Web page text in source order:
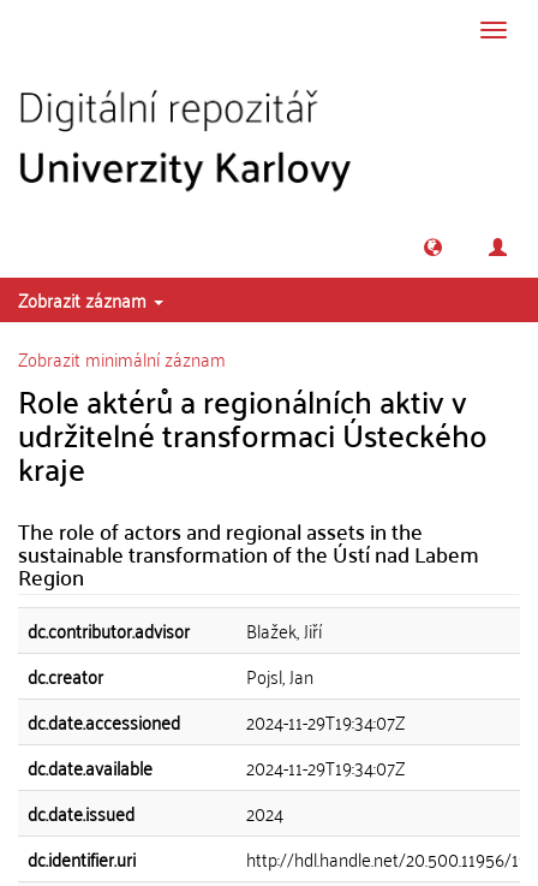
Zobrazit záznam
Zobrazit minimální záznam
Role aktérů a regionálních aktiv v
udržitelné transformaci Ústeckého
kraje
The role of actors and regional assets in the
sustainable transformation of the Ústí nad Labem
Region
dc.contributor.advisor
Blažek, Jiří
dc.creator
Pojsl, Jan
dc.date.accessioned
2024-11-29T19:34:07Z
dc.date.available
2024-11-29T19:34:07Z
dc.date.issued
2024
dc.identifier.uri
http://hdl.handle.net/20.500.11956/